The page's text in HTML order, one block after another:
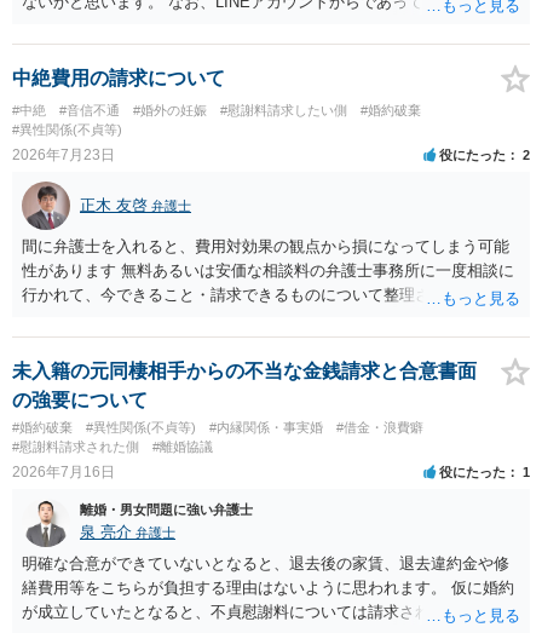
るパターンはありえるものの、本件のような精神的損害が発生したと
明確にいえないような案件において開示がなされる可能性も低いので
中絶費用の請求について
#中絶 #音信不通 #婚外の妊娠 #慰謝料請求したい側
#婚約破棄
#異性関係(不貞等)
2026年7月23日 役にたった 2
正木 友啓 弁護士
間に弁護士を入れると、費用対効果の観点から損になってしまう可能
性があります 無料あるいは安価な相談料の弁護士事務所に一度相談に
行かれて、今できること・請求できるものについて整理されるのがよ
未入籍の元同棲相手からの不当な金銭請求と合意書面
の強要について
#婚約破棄 #異性関係(不貞等) #内縁関係・事実婚
#借金・浪費癖
#慰謝料請求された側
#離婚協議
2026年7月16日 役にたった 1
離婚・男女問題に強い弁護士
泉 亮介 弁護士
明確な合意ができていないとなると、退去後の家賃、退去違約金や修
繕費用等をこちらが負担する理由はないように思われます。 仮に婚約
が成立していたとなると、不貞慰謝料については請求される可能性が